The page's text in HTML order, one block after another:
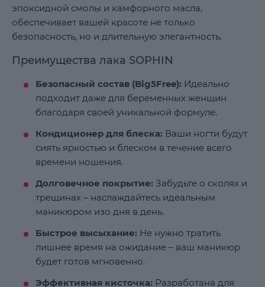
эпоксидной смолы и камфорного масла,
обеспечивает вашей красоте не только
безопасность, но и длительную элегантность.
Преимущества лака SOPHIN
Безопасный состав (Big5Free): Идеально
подходит даже для беременных женщин
благодаря своей уникальной формуле.
Кондиционер для блеска: Ваши ногти будут
сиять яркостью и блеском в течение всего
времени ношения.
Долговечное покрытие: Забудьте о сколях и
трещинах – наслаждайтесь идеальным
маникюром изо дня в день.
Быстрое высыхание: Не нужно тратить
лишнее время на ожидание – ваш маникюр
будет готов мгновенно.
Эффективная кисточка: Разработана для